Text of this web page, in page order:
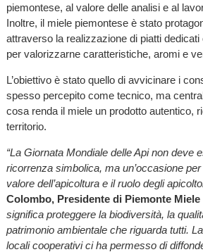
piemontese, al valore delle analisi e al
Inoltre, il miele piemontese è stato
attraverso la realizzazione di piatti
per valorizzarne caratteristiche, aromi e
L’obiettivo è stato quello di avvicinare i
spesso percepito come tecnico, ma
cosa renda il miele un prodotto autentico,
territorio.
“La Giornata Mondiale delle Api non deve
ricorrenza simbolica, ma un’occasione
valore dell’apicoltura e il ruolo degli
Colombo, Presidente di Piemonte Miele
significa proteggere la biodiversità, la
patrimonio ambientale che riguarda tutti.
locali cooperativi ci ha permesso di